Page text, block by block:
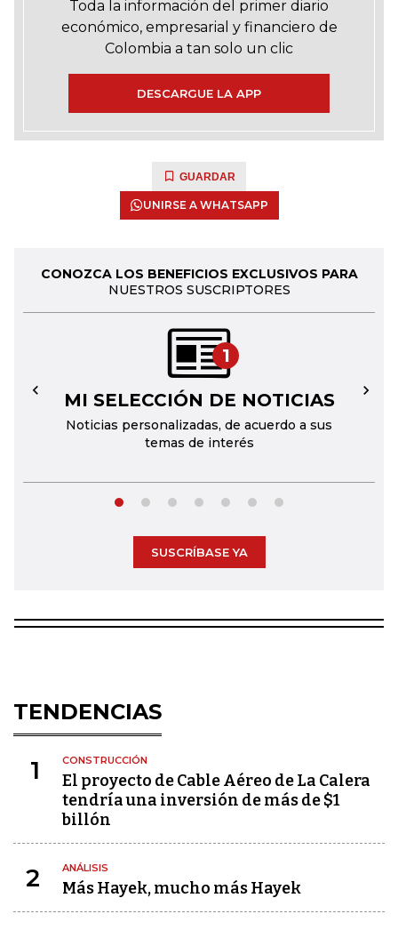
Toda la información del primer diario
económico, empresarial y financiero de
Colombia a tan solo un clic
DESCARGUE LA APP
GUARDAR
UNIRSE A WHATSAPP
CONOZCA LOS BENEFICIOS EXCLUSIVOS PARA
NUESTROS SUSCRIPTORES
1
MI SELECCIÓN DE NOTICIAS
Noticias personalizadas, de acuerdo a sus
temas de interés
← →
SUSCRÍBASE YA
TENDENCIAS
1 CONSTRUCCIÓN
El proyecto de Cable Aéreo de La Calera
tendría una inversión de más de $1
billón
2 ANÁLISIS
Más Hayek, mucho más Hayek